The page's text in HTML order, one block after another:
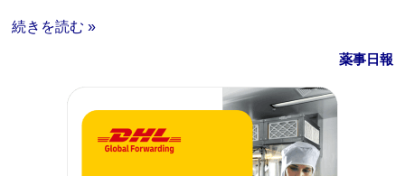
続きを読む »
薬事日報